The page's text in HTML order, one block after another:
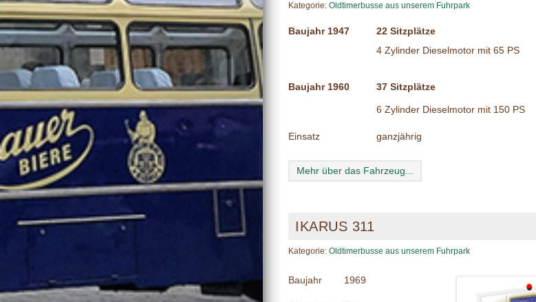
Kategorie: Oldtimerbusse aus unserem Fuhrpark
Baujahr 1947
22 Sitzplätze
4 Zylinder Dieselmotor mit 65 PS
Baujahr 1960 37 Sitzplätze
6 Zylinder Dieselmotor mit 150 PS
Einsatz ganzjährig
Mehr über das Fahrzeug...
IKARUS 311
Kategorie: Oldtimerbusse aus unserem Fuhrpark
Baujahr 1969